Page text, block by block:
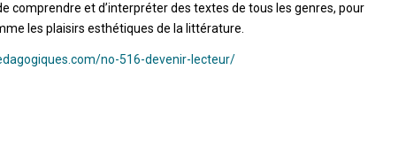
comprendre et d’interpréter des textes de tous les genres, pour
les plaisirs esthétiques de la littérature.
no-516-devenir-lecteur/